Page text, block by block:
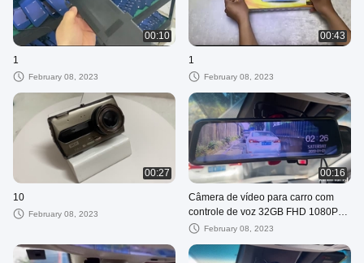
00:10
1
February 08, 2023
00:43
1
February 08, 2023
00:27
10
February 08, 2023
00:16
Câmera de vídeo para carro com
controle de voz 32GB FHD 1080P
modo Dashcam estacionamento
February 08, 2023